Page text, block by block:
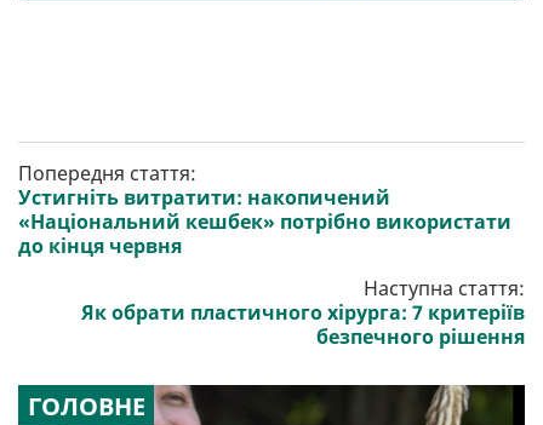
Попередня стаття:
Устигніть витратити: накопичений
«Національний кешбек» потрібно використати
до кінця червня
Наступна стаття:
Як обрати пластичного хірурга: 7 критеріїв
безпечного рішення
ГОЛОВНЕ